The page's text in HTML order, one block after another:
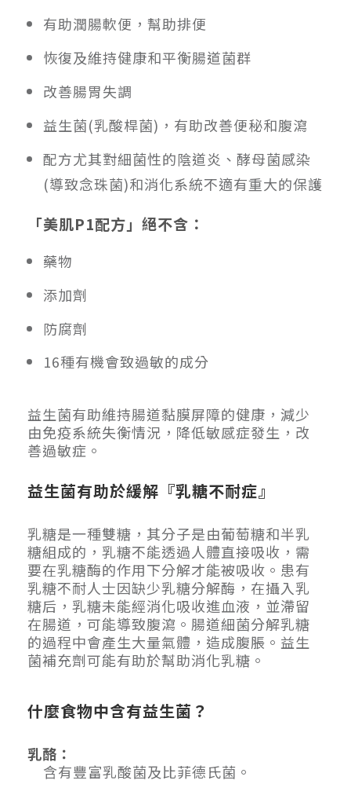
有助潤腸軟便，幫助排便
恢復及維持健康和平衡腸道菌群
改善腸胃失調
益生菌(乳酸桿菌)，有助改善便秘和腹瀉
配方尤其對細菌性的陰道炎、酵母菌感染
(導致念珠菌)和消化系統不適有重大的保護
「美肌P1配方」絕不含：
藥物
添加劑
防腐劑
16種有機會致過敏的成分
益生菌有助維持腸道黏膜屏障的健康，減少
由免疫系統失衡情況，降低敏感症發生，改
善過敏症。
益生菌有助於緩解『乳糖不耐症』
乳糖是一種雙糖，其分子是由葡萄糖和半乳
糖組成的，乳糖不能透過人體直接吸收，需
要在乳糖酶的作用下分解才能被吸收。患有
乳糖不耐人士因缺少乳糖分解酶，在攝入乳
糖后，乳糖未能經消化吸收進血液，並滯留
在腸道，可能導致腹瀉。腸道細菌分解乳糖
的過程中會產生大量氣體，造成腹脹。益生
菌補充劑可能有助於幫助消化乳糖。
什麼食物中含有益生菌？
乳酪：
含有豐富乳酸菌及比菲德氏菌。